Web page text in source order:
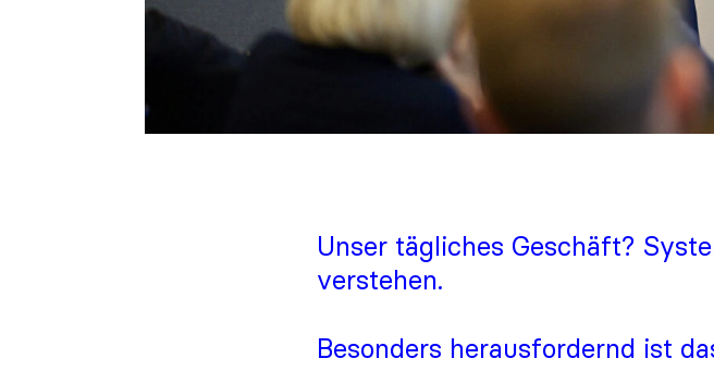
Unser tägliches Geschäft?
verstehen.
Besonders herausfordernd ist